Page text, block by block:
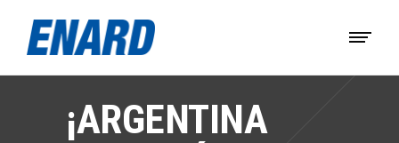
¡ARGENTINA